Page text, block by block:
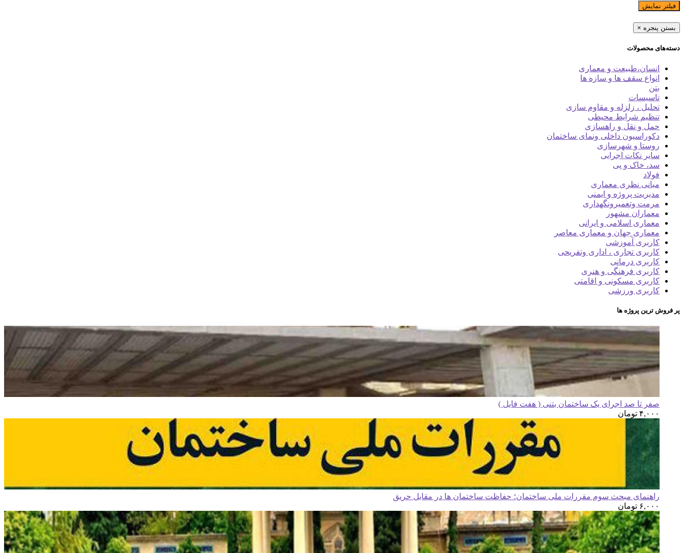
فیلتر نمایش
بستن پنجره ×
دسته‌های محصولات
انسان،طبیعت و معماری
انواع سقف ها و سازه ها
بتن
تاسیسات
تحلیل ، زلزله و مقاوم سازی
تنظیم شرایط محیطی
حمل و نقل و راهسازی
دکوراسیون داخلی ونمای ساختمان
روستا و شهرسازی
سایر نکات اجرایی
سد، خاک و پی
فولاد
مبانی نظری معماری
مدیریت پروژه و ایمنی
مرمت وتعمیرونگهداری
معماران مشهور
معماری اسلامی و ایرانی
معماری جهان و معماری معاصر
کاربری آموزشی
کاربری تجاری ، اداری وتفریحی
کاربری درمانی
کاربری فرهنگی و هنری
کاربری مسکونی و اقامتی
کاربری ورزشی
پر فروش ترین پروژه ها
صفر تا صد اجرای یک ساختمان بتنی ( هفت فایل )
۴,۰۰۰ تومان
راهنمای مبحث سوم مقررات ملی ساختمان؛ حفاظت ساختمان ها در مقابل حریق
۶,۰۰۰ تومان